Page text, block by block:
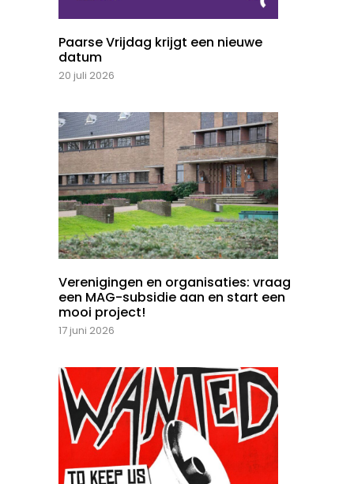
Paarse Vrijdag krijgt een nieuwe
datum
20 juli 2026
Verenigingen en organisaties: vraag
een MAG-subsidie aan en start een
mooi project!
17 juni 2026